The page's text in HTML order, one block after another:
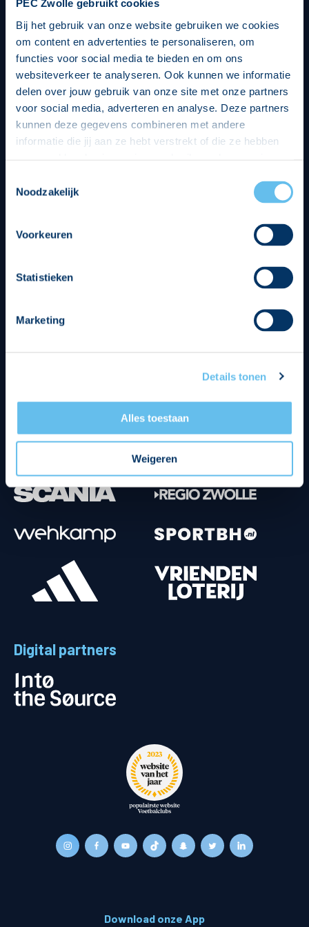
PEC Zwolle gebruikt cookies
Bij het gebruik van onze website gebruiken we cookies
om content en advertenties te personaliseren, om
functies voor social media te bieden en om ons
websiteverkeer te analyseren. Ook kunnen we informatie
delen over jouw gebruik van onze site met onze partners
voor social media, adverteren en analyse. Deze partners
kunnen deze gegevens combineren met andere
informatie die jij aan ze hebt verstrekt of die ze hebben
op een veilige en integere wijze. Je kunt je toestemming
beheren op de privacy- en cookieverklaring pagina.
Noodzakelijk
Voorkeuren
Statistieken
Marketing
Details tonen
Alles toestaan
Weigeren
Digital partners
Download onze App